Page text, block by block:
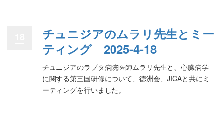
チュニジアのムラリ先生とミー
ティング 2025-4-18
チュニジアのラブタ病院医師ムラリ先生と、心臓病学
に関する第三国研修について、徳洲会、JICAと共にミ
ーティングを行いました。